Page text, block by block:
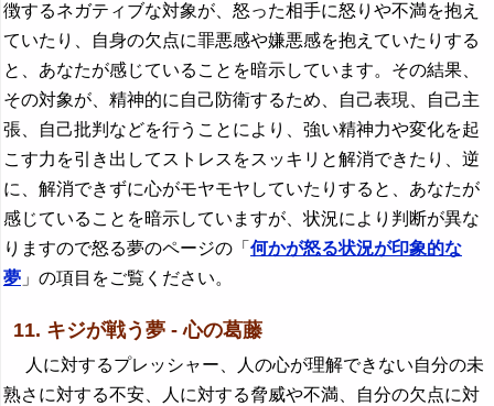
徴するネガティブな対象が、怒った相手に怒りや不満を抱え
ていたり、自身の欠点に罪悪感や嫌悪感を抱えていたりする
と、あなたが感じていることを暗示しています。その結果、
その対象が、精神的に自己防衛するため、自己表現、自己主
張、自己批判などを行うことにより、強い精神力や変化を起
こす力を引き出してストレスをスッキリと解消できたり、逆
に、解消できずに心がモヤモヤしていたりすると、あなたが
感じていることを暗示していますが、状況により判断が異な
りますので怒る夢のページの「 何かが怒る状況が印象的な
夢 」の項目をご覧ください。
11. キジが戦う夢 - 心の葛藤
人に対するプレッシャー、人の心が理解できない自分の未
熟さに対する不安、人に対する脅威や不満、自分の欠点に対